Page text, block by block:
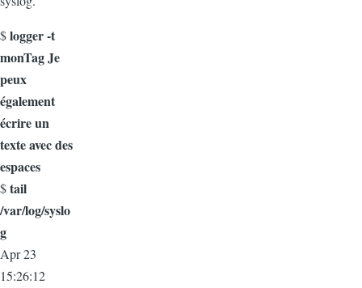
$logger -t
monTag Je
peux
également
écrire un
texte avec des
espaces
$tail
/var/log/syslo
g
Apr 23
15:26:12